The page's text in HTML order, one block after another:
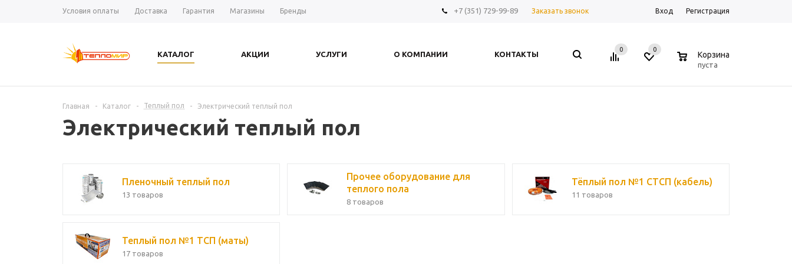
Условия оплаты Доставка Гарантия Магазины Бренды +7 (351) 729-99-89 Заказать звонок Вход Регистрация
КАТАЛОГ АКЦИИ УСЛУГИ О КОМПАНИИ КОНТАКТЫ
0 0
Корзина
пуста
Главная - Каталог - Теплый пол - Электрический теплый пол
Электрический теплый пол
Пленочный теплый пол
13 товаров
Прочее оборудование для
теплого пола
8 товаров
Тёплый пол №1 СТСП (кабель)
11 товаров
Теплый пол №1 ТСП (маты)
17 товаров